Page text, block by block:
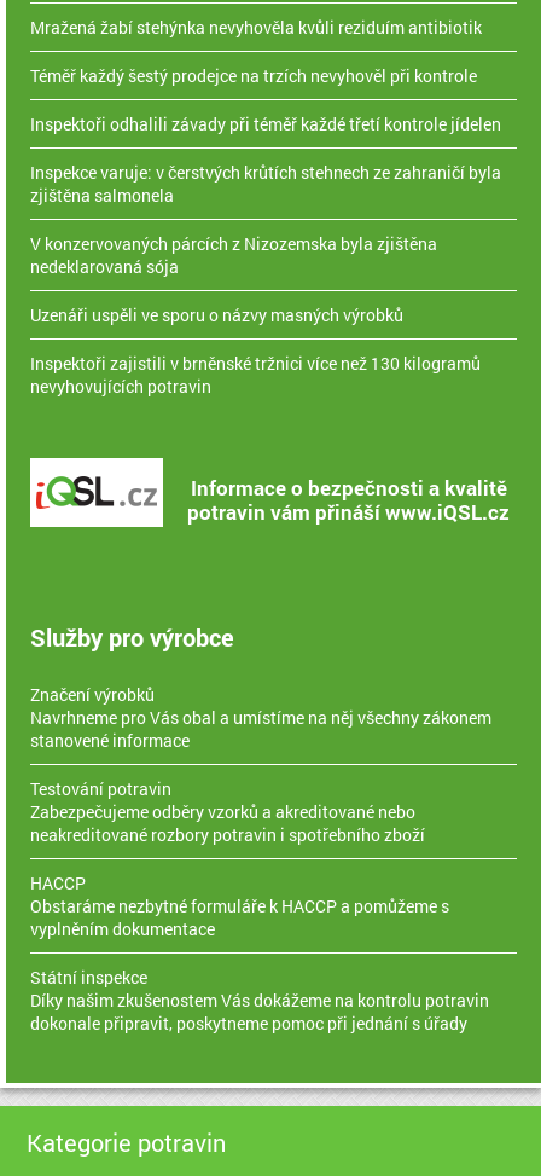
Mražená žabí stehýnka nevyhověla kvůli reziduím antibiotik
Téměř každý šestý prodejce na trzích nevyhověl při kontrole
Inspektoři odhalili závady při téměř každé třetí kontrole jídelen
Inspekce varuje: v čerstvých krůtích stehnech ze zahraničí byla
zjištěna salmonela
V konzervovaných párcích z Nizozemska byla zjištěna
nedeklarovaná sója
Uzenáři uspěli ve sporu o názvy masných výrobků
Inspektoři zajistili v brněnské tržnici více než 130 kilogramů
nevyhovujících potravin
Informace o bezpečnosti a kvalitě
potravin vám přináší www.iQSL.cz
Služby pro výrobce
Značení výrobků
Navrhneme pro Vás obal a umístíme na něj všechny zákonem
stanovené informace
Testování potravin
Zabezpečujeme odběry vzorků a akreditované nebo
neakreditované rozbory potravin i spotřebního zboží
HACCP
Obstaráme nezbytné formuláře k HACCP a pomůžeme s
vyplněním dokumentace
Státní inspekce
Díky našim zkušenostem Vás dokážeme na kontrolu potravin
dokonale připravit, poskytneme pomoc při jednání s úřady
Kategorie potravin